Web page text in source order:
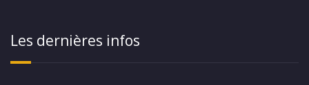
Les dernières infos